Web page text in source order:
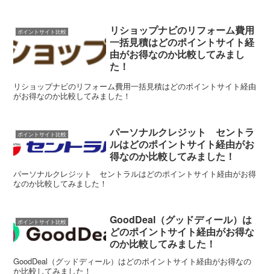
ポイントサイト比較
リショップナビのリフォーム費用
一括見積はどのポイントサイト経
由がお得なのか比較してみまし
た！
リショップナビのリフォーム費用一括見積はどのポイントサイト経由
がお得なのか比較してみました！
ポイントサイト比較
パーソナルクレジット セントラ
ルはどのポイントサイト経由がお
得なのか比較してみました！
パーソナルクレジット セントラルはどのポイントサイト経由がお得
なのか比較してみました！
ポイントサイト比較
GoodDeal（グッドディール）は
どのポイントサイト経由がお得な
のか比較してみました！
GoodDeal（グッドディール）はどのポイントサイト経由がお得なの
か比較してみました！